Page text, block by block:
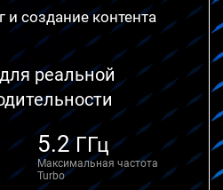
и создание контента
реальной
5.2ГГц
Максимальная частота
Turbo